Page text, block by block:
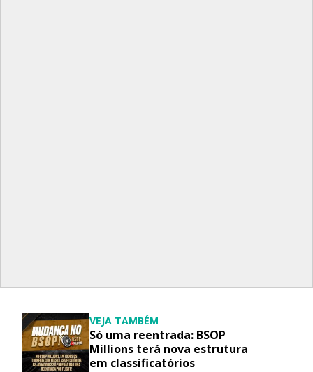
VEJA TAMBÉM
Só uma reentrada: BSOP
Millions terá nova estrutura
em classificatórios